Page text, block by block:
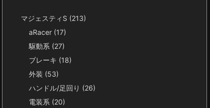
マジェスティS (213)
aRacer (17)
駆動系 (27)
ブレーキ (18)
外装 (53)
ハンドル/足回り (26)
電装系 (20)